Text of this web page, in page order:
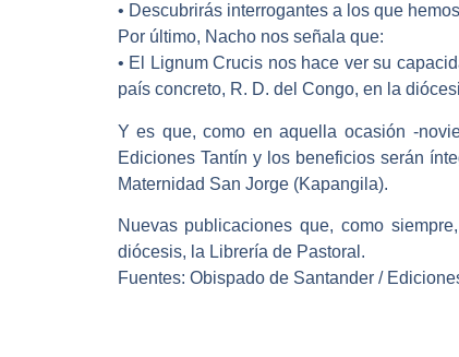
• Descubrirás interrogantes a los que
Por último, Nacho nos señala que:
• El Lignum Crucis nos hace ver su
país concreto, R. D. del Congo, en la
Y es que, como en aquella ocasión -
Ediciones Tantín y los beneficios serán
Maternidad San Jorge (Kapangila).
Nuevas publicaciones que, como
diócesis, la Librería de Pastoral.
Fuentes: Obispado de Santander /